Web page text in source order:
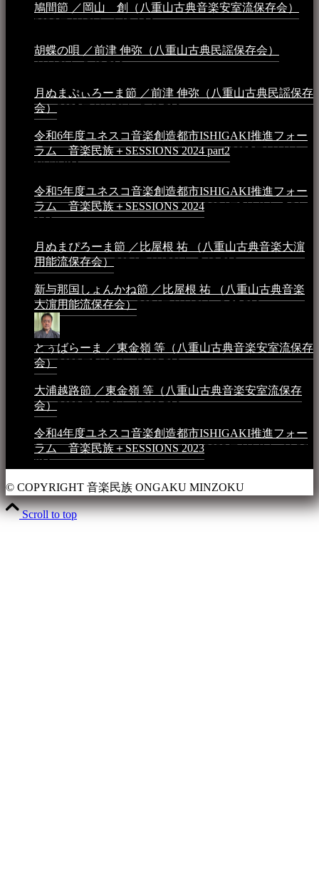
鳩間節 ／岡山 創（八重山古典音楽安室流保存会）
2026年4月6日 - 1:13 AM
胡蝶の唄 ／前津 伸弥（八重山古典民謡保存会）
4月16日 - 3:48 PM
月ぬまぷぃろーま節 ／前津 伸弥（八重山古典民謡保存
会）2025年4月16日 - 3:48 PM
令和6年度ユネスコ音楽創造都市ISHIGAKI推進フォー
ラム 音楽民族＋SESSIONS 2024 part22025年1月1日 -
10:50 PM
令和5年度ユネスコ音楽創造都市ISHIGAKI推進フォー
ラム 音楽民族＋SESSIONS 20242024年5月4日 - 7:21
AM
月ぬまぴろーま節 ／比屋根 祐 （八重山古典音楽大濵
用能流保存会）2024年4月20日 - 5:19 PM
新与那国しょんかね節 ／比屋根 祐 （八重山古典音楽
大濵用能流保存会）2024年4月16日 - 3:57 PM
とぅばらーま ／東金嶺 等（八重山古典音楽安室流保存
会）2023年5月5日 - 10:08 PM
大浦越路節 ／東金嶺 等（八重山古典音楽安室流保存
会）2023年5月5日 - 10:03 PM
令和4年度ユネスコ音楽創造都市ISHIGAKI推進フォー
ラム 音楽民族＋SESSIONS 20232023年4月4日 - 11:36
PM
© COPYRIGHT 音楽民族 ONGAKU MINZOKU
Scroll to top